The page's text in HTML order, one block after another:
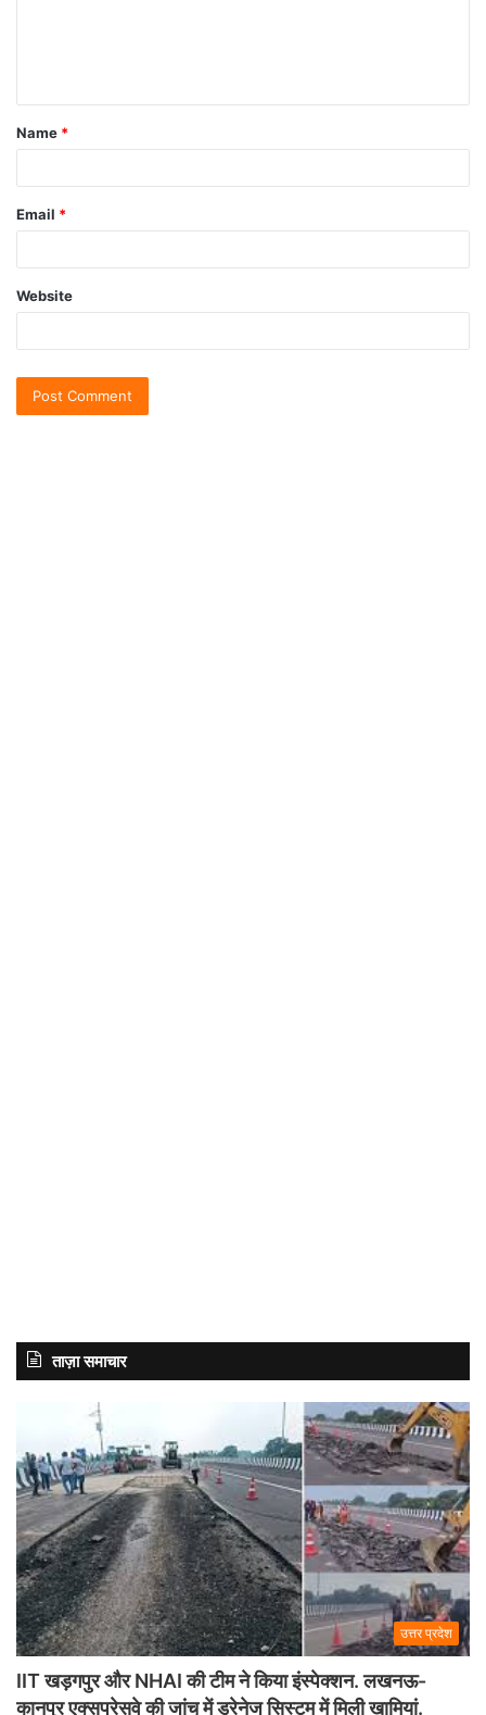
Name *
Email *
Website
ताज़ा समाचार
उत्तर प्रदेश
IIT खड़गपुर और NHAI की टीम ने किया इंस्पेक्शन. लखनऊ-
कानपुर एक्सप्रेसवे की जांच में ड्रेनेज सिस्टम में मिली खामियां.